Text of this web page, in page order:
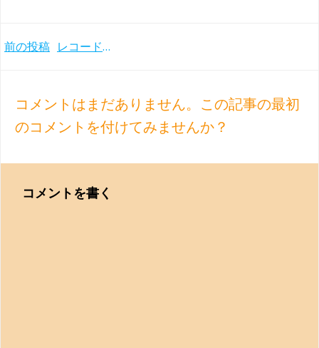
Post
前の投稿 レコードアカデミー賞受賞！ ジュリーニ＆コンセルトヘボウ管とのドビュッシー交響詩『海』他 (1994年)
コメントはまだありません。この記事の最初
のコメントを付けてみませんか？
コメントを書く